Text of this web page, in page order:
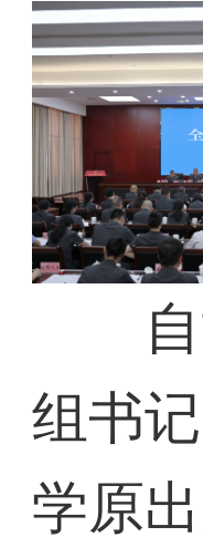
自
组书
学原